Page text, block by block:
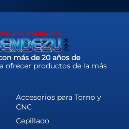
más de 20 años de
ofrecer productos de la más
Accesorios para Torno y
CNC
Cepillado